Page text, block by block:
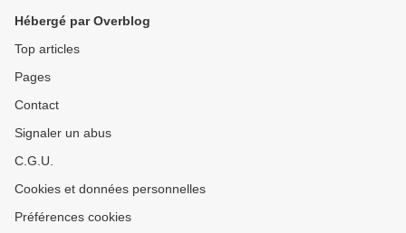
Hébergé par Overblog
Top articles
Pages
Contact
Signaler un abus
C.G.U.
Cookies et données personnelles
Préférences cookies